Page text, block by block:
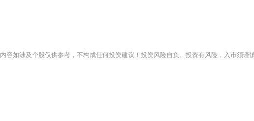
内容如涉及个股仅供参考，不构成任何投资建议！投资风险自负。投资有风险，入市须谨慎